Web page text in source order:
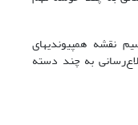
نقشه هم­پیوندیهای
به چند دسته